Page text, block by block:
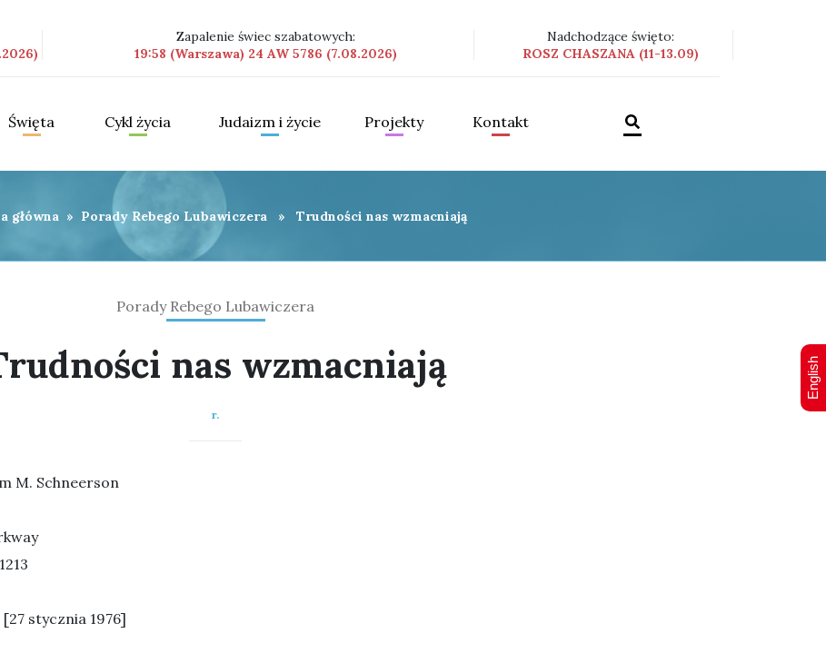
Zapalenie świec szabatowych:
19:58 (Warszawa) 24 AW 5786 (7.08.2026)
Nadchodzące święto:
ROSZ CHASZANA (11-13.09)
Święta Cykl życia Judaizm i życie Projekty Kontakt
główna » Porady Rebego Lubawiczera » Trudności nas wzmacniają
Porady Rebego Lubawiczera
nas wzmacniają
r.
M. Schneerson
[27 stycznia 1976]
English